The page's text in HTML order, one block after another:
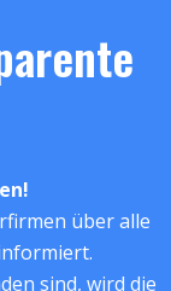
über alle
sind, wird die